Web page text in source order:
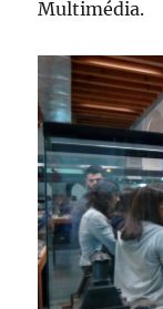
Multimédia.